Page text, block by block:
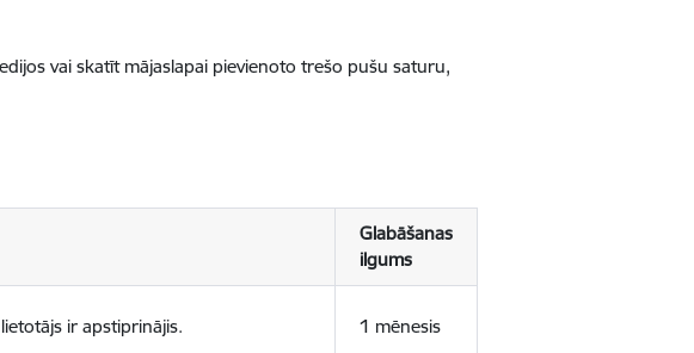
vai skatīt mājaslapai pievienoto trešo pušu saturu,
Glabāšanas
ilgums
ir apstiprinājis. 1 mēnesis